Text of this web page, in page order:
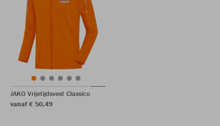
JAKO Vrijetijdsvest Classico
vanaf € 50,49